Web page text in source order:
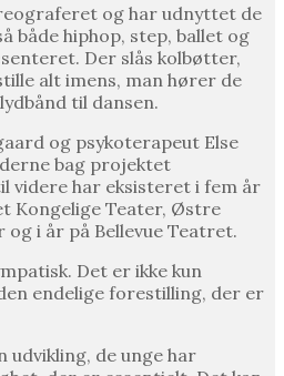
og har udnyttet de
både hiphop, step, ballet og
Der slås kolbøtter,
alt imens, man hører de
til dansen.
og psykoterapeut Else
bag projektet
videre har eksisteret i fem år
Kongelige Teater, Østre
og i år på Bellevue Teatret.
Det er ikke kun
endelige forestilling, der er
udvikling, de unge har